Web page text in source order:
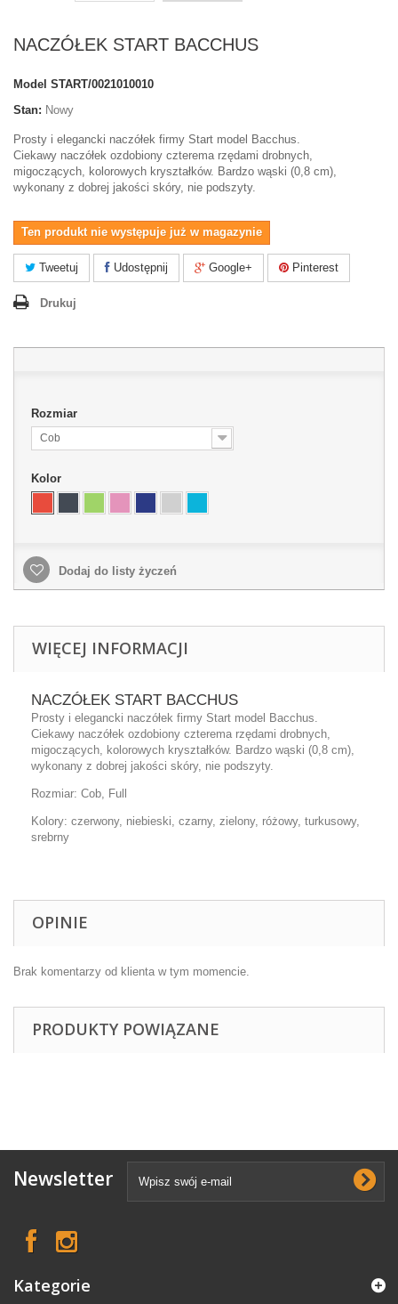
NACZÓŁEK START BACCHUS
Model START/0021010010
Stan: Nowy
Prosty i elegancki naczółek firmy Start model Bacchus.
Ciekawy naczółek ozdobiony czterema rzędami drobnych,
migoczących, kolorowych kryształków. Bardzo wąski (0,8 cm),
wykonany z dobrej jakości skóry, nie podszyty.
Ten produkt nie występuje już w magazynie
Tweetuj Udostępnij Google+ Pinterest
Drukuj
Rozmiar
Cob
Kolor
Dodaj do listy życzeń
WIĘCEJ INFORMACJI
NACZÓŁEK START BACCHUS
Prosty i elegancki naczółek firmy Start model Bacchus.
Ciekawy naczółek ozdobiony czterema rzędami drobnych,
migoczących, kolorowych kryształków. Bardzo wąski (0,8 cm),
wykonany z dobrej jakości skóry, nie podszyty.
Rozmiar: Cob, Full
Kolory: czerwony, niebieski, czarny, zielony, różowy, turkusowy,
srebrny
OPINIE
Brak komentarzy od klienta w tym momencie.
PRODUKTY POWIĄZANE
Newsletter
Kategorie